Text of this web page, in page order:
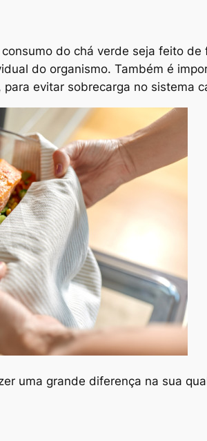
do chá verde seja feito
do organismo. Também é
evitar sobrecarga no sistema
uma grande diferença na sua